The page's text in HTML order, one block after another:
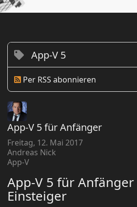
App-V 5
Per RSS abonnieren
App-V 5 für Anfänger
Freitag, 12. Mai 2017
Andreas Nick
App-V
App-V 5 für
Einsteiger